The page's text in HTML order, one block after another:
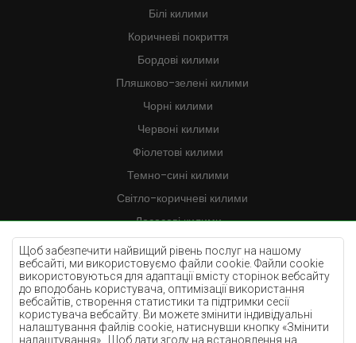
Щоб забезпечити найвищий рівень послуг на нашому
вебсайті, ми використовуємо файли cookie. Файли cookie
використовуються для адаптації вмісту сторінок вебсайту
до вподобань користувача, оптимізації використання
вебсайтів, створення статистики та підтримки сесії
користувача вебсайту. Ви можете змінити індивідуальні
налаштування файлів cookie, натиснувши кнопку «Змінити
налаштування».. Щоб дати згоду на встановлення на
Білі килими
Коричневі покриття
Бордові килими
Пляшково-зелені килими
Чорні килими
Червоні килими
Фіолетові килими
Темно-сині килими
Світло-коричневі килими
Лососеві килими
Кремові килими
Бузкові килими
Жовті килими
М'ятні килими
Блакитні килими